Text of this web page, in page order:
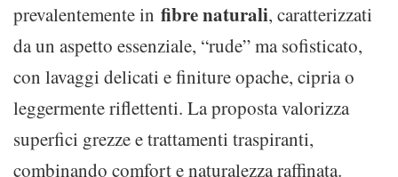
prevalentemente in fibre naturali, caratterizzati
da un aspetto essenziale, “rude” ma sofisticato,
con lavaggi delicati e finiture opache, cipria o
leggermente riflettenti. La proposta valorizza
superfici grezze e trattamenti traspiranti,
combinando comfort e naturalezza raffinata.